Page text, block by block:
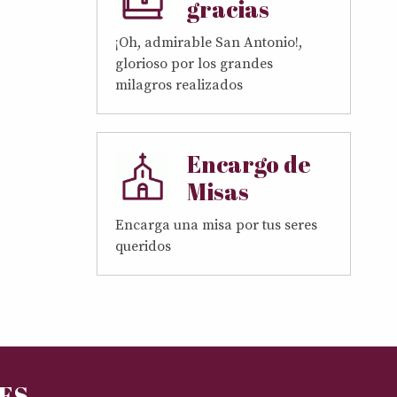
gracias
¡Oh, admirable San Antonio!,
glorioso por los grandes
milagros realizados
Encargo de
Misas
Encarga una misa por tus seres
queridos